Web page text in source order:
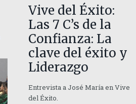
Vive del Éxito:
Las 7 C’s de la
Confianza: La
clave del éxito y
Liderazgo
Entrevista a José María en Vive
del Éxito.